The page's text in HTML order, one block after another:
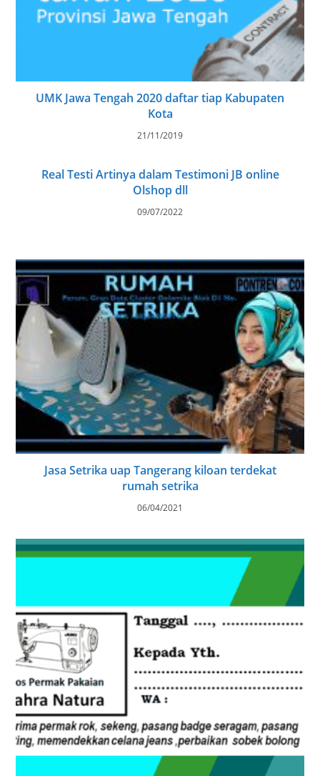
UMK Jawa Tengah 2020 daftar tiap Kabupaten
Kota
21/11/2019
Real Testi Artinya dalam Testimoni JB online
Olshop dll
09/07/2022
Jasa Setrika uap Tangerang kiloan terdekat
rumah setrika
06/04/2021